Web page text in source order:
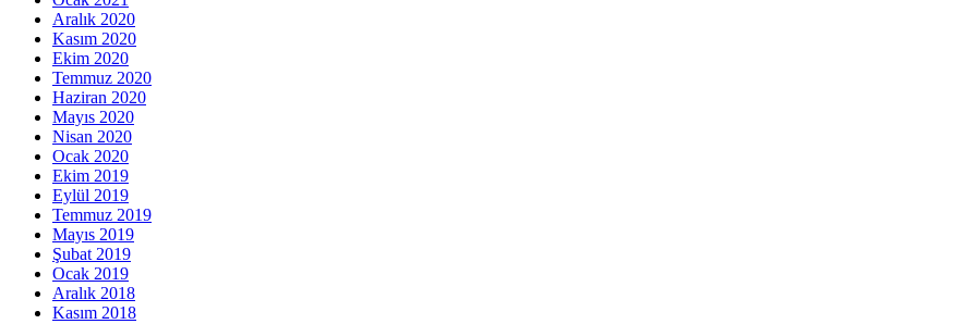
Aralık 2020
Kasım 2020
Ekim 2020
Temmuz 2020
Haziran 2020
Mayıs 2020
Nisan 2020
Ocak 2020
Ekim 2019
Eylül 2019
Temmuz 2019
Mayıs 2019
Şubat 2019
Ocak 2019
Aralık 2018
Kasım 2018